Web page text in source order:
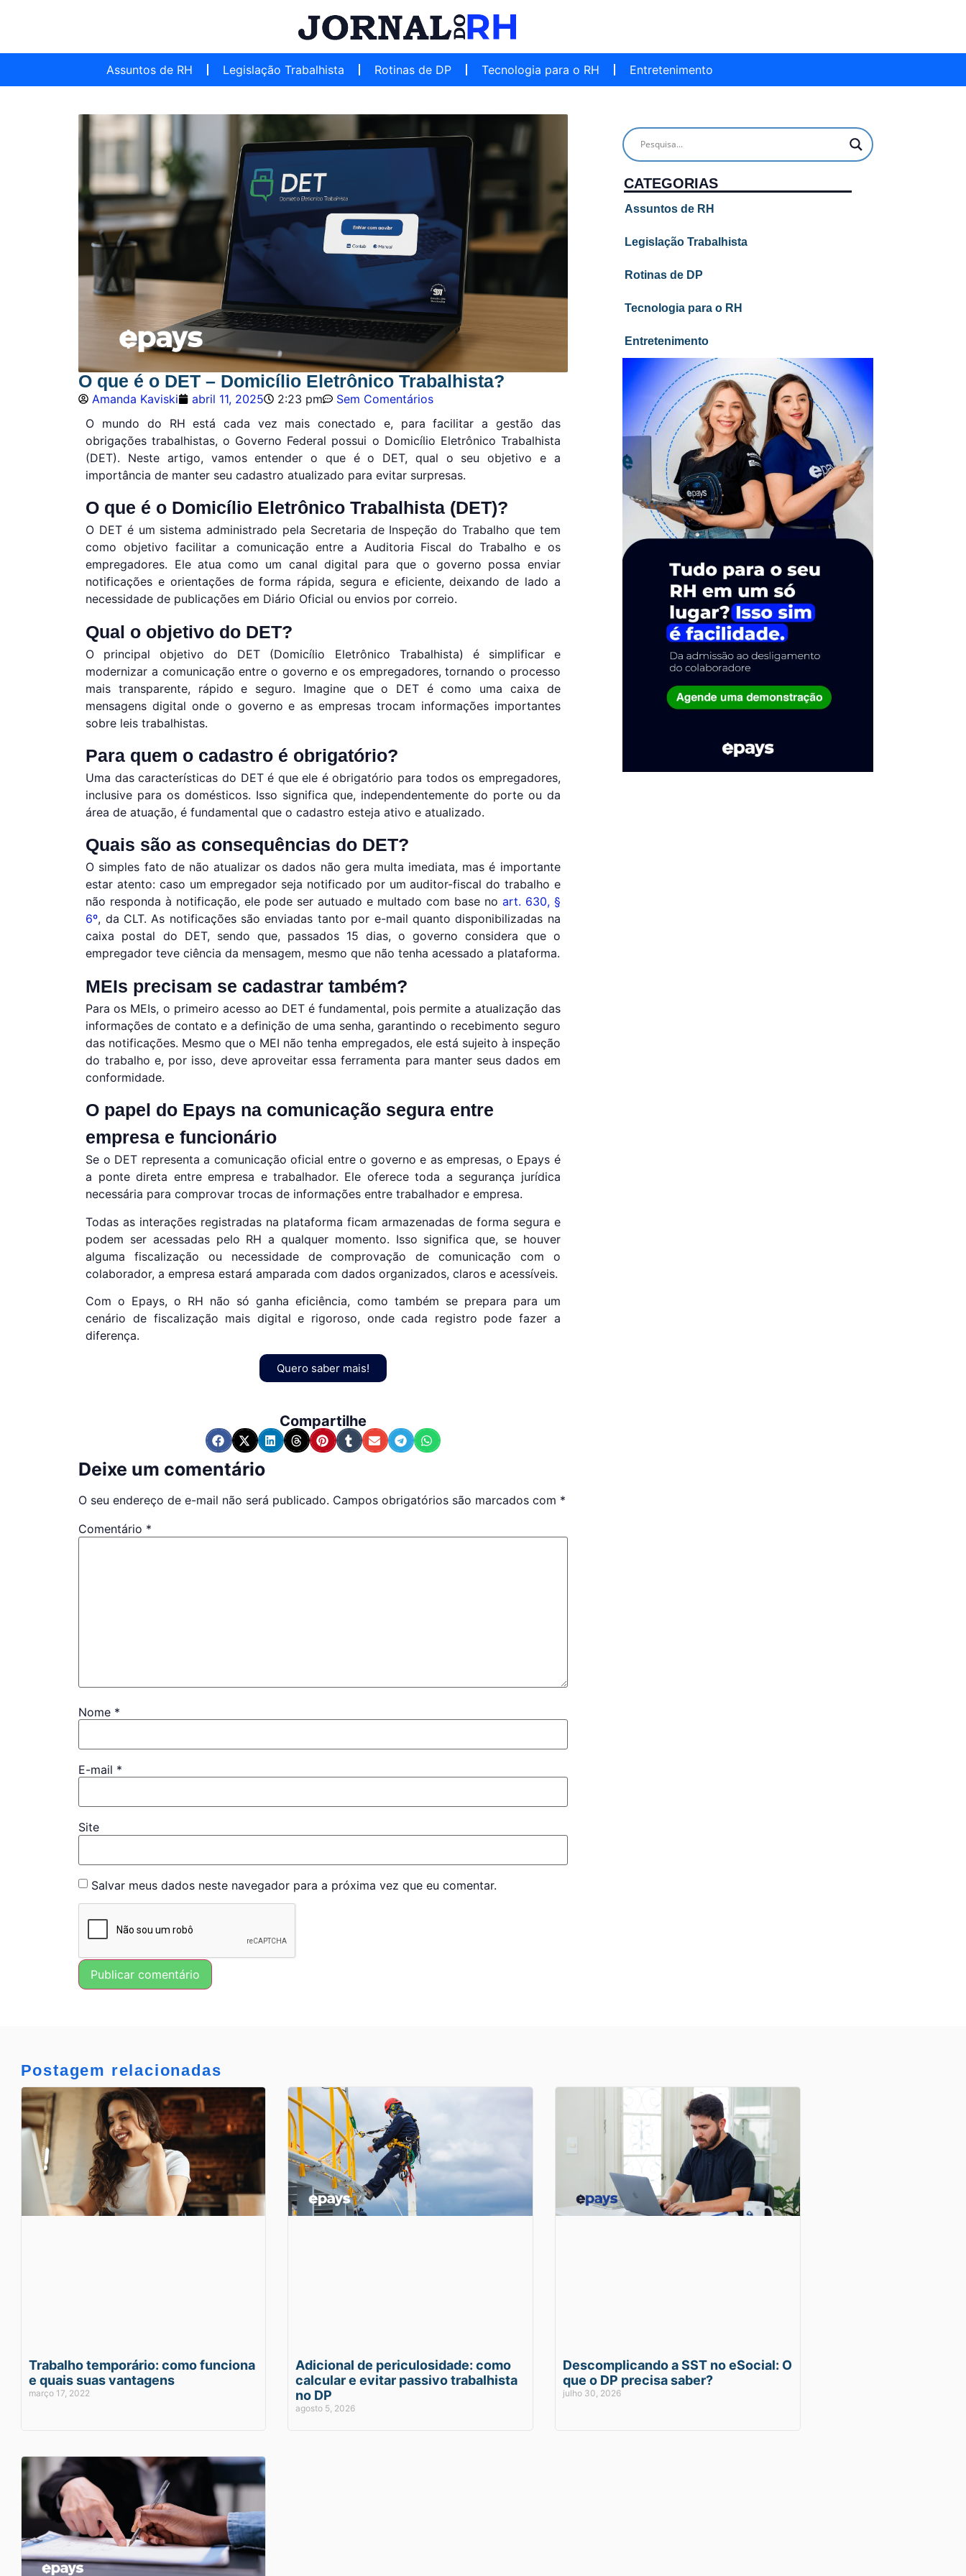
Assuntos de RH Legislação Trabalhista Rotinas de DP Tecnologia para o RH Entretenimento
O que é o DET – Domicílio Eletrônico Trabalhista?
Amanda Kaviski abril 11, 2025 2:23 pm
Sem Comentários
O mundo do RH está cada vez mais conectado e, para facilitar a gestão das
obrigações trabalhistas, o Governo Federal possui o Domicílio Eletrônico Trabalhista
(DET). Neste artigo, vamos entender o que é o DET, qual o seu objetivo e a
importância de manter seu cadastro atualizado para evitar surpresas.
O que é o Domicílio Eletrônico Trabalhista (DET)?
O DET é um sistema administrado pela Secretaria de Inspeção do Trabalho que tem
como objetivo facilitar a comunicação entre a Auditoria Fiscal do Trabalho e os
empregadores. Ele atua como um canal digital para que o governo possa enviar
notificações e orientações de forma rápida, segura e eficiente, deixando de lado a
necessidade de publicações em Diário Oficial ou envios por correio.
Qual o objetivo do DET?
O principal objetivo do DET (Domicílio Eletrônico Trabalhista) é simplificar e
modernizar a comunicação entre o governo e os empregadores, tornando o processo
mais transparente, rápido e seguro. Imagine que o DET é como uma caixa de
mensagens digital onde o governo e as empresas trocam informações importantes
sobre leis trabalhistas.
Para quem o cadastro é obrigatório?
Uma das características do DET é que ele é obrigatório para todos os empregadores,
inclusive para os domésticos. Isso significa que, independentemente do porte ou da
área de atuação, é fundamental que o cadastro esteja ativo e atualizado.
Quais são as consequências do DET?
O simples fato de não atualizar os dados não gera multa imediata, mas é importante
estar atento: caso um empregador seja notificado por um auditor-fiscal do trabalho e
não responda à notificação, ele pode ser autuado e multado com base no art. 630, §
6º, da CLT. As notificações são enviadas tanto por e-mail quanto disponibilizadas na
caixa postal do DET, sendo que, passados 15 dias, o governo considera que o
empregador teve ciência da mensagem, mesmo que não tenha acessado a plataforma.
MEIs precisam se cadastrar também?
Para os MEIs, o primeiro acesso ao DET é fundamental, pois permite a atualização das
informações de contato e a definição de uma senha, garantindo o recebimento seguro
das notificações. Mesmo que o MEI não tenha empregados, ele está sujeito à inspeção
do trabalho e, por isso, deve aproveitar essa ferramenta para manter seus dados em
conformidade.
O papel do Epays na comunicação segura entre
empresa e funcionário
Se o DET representa a comunicação oficial entre o governo e as empresas, o Epays é
a ponte direta entre empresa e trabalhador. Ele oferece toda a segurança jurídica
necessária para comprovar trocas de informações entre trabalhador e empresa.
Todas as interações registradas na plataforma ficam armazenadas de forma segura e
podem ser acessadas pelo RH a qualquer momento. Isso significa que, se houver
alguma fiscalização ou necessidade de comprovação de comunicação com o
colaborador, a empresa estará amparada com dados organizados, claros e acessíveis.
Com o Epays, o RH não só ganha eficiência, como também se prepara para um
cenário de fiscalização mais digital e rigoroso, onde cada registro pode fazer a
diferença.
Quero saber mais!
Compartilhe
Deixe um comentário
O seu endereço de e-mail não será publicado. Campos obrigatórios são marcados com *
Comentário *
Nome *
E-mail *
Site
Salvar meus dados neste navegador para a próxima vez que eu comentar.
CATEGORIAS
Assuntos de RH
Legislação Trabalhista
Rotinas de DP
Tecnologia para o RH
Entretenimento
Postagem relacionadas
Trabalho temporário: como funciona
e quais suas vantagens
março 17, 2022
Adicional de periculosidade: como
calcular e evitar passivo trabalhista
no DP
agosto 5, 2026
Descomplicando a SST no eSocial: O
que o DP precisa saber?
julho 30, 2026